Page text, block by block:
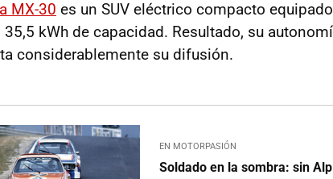
MX-30 es un SUV eléctrico compacto
kWh de capacidad. Resultado, su
considerablemente su difusión.
EN MOTORPASIÓN
Soldado en la sombra: sin